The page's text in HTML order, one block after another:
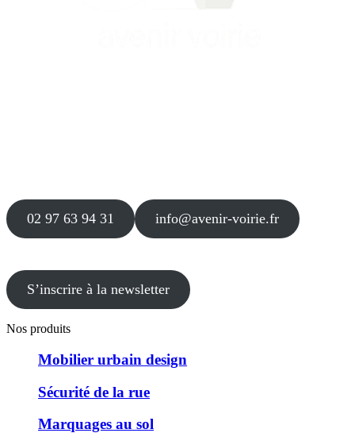
02 97 63 94 31 info@avenir-voirie.fr
S’inscrire à la newsletter
Nos produits
Mobilier urbain design
Sécurité de la rue
Marquages au sol